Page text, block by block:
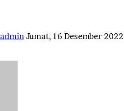
admin Jumat, 16 Desember 2022